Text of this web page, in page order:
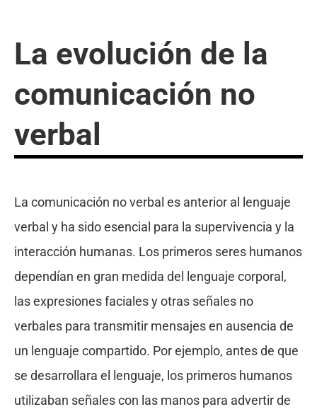
La evolución de la
comunicación no
verbal
La comunicación no verbal es anterior al lenguaje
verbal y ha sido esencial para la supervivencia y la
interacción humanas. Los primeros seres humanos
dependían en gran medida del lenguaje corporal,
las expresiones faciales y otras señales no
verbales para transmitir mensajes en ausencia de
un lenguaje compartido. Por ejemplo, antes de que
se desarrollara el lenguaje, los primeros humanos
utilizaban señales con las manos para advertir de